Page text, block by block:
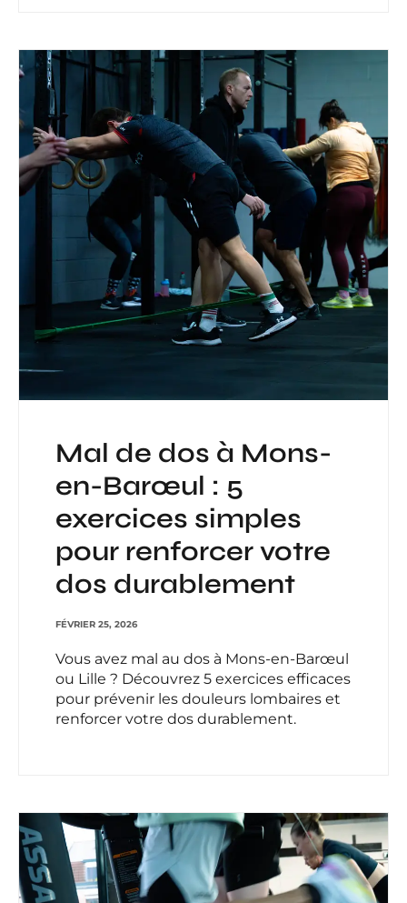
Mal de dos à Mons-
en-Barœul : 5
exercices simples
pour renforcer votre
dos durablement
FÉVRIER 25, 2026
Vous avez mal au dos à Mons-en-Barœul
ou Lille ? Découvrez 5 exercices efficaces
pour prévenir les douleurs lombaires et
renforcer votre dos durablement.